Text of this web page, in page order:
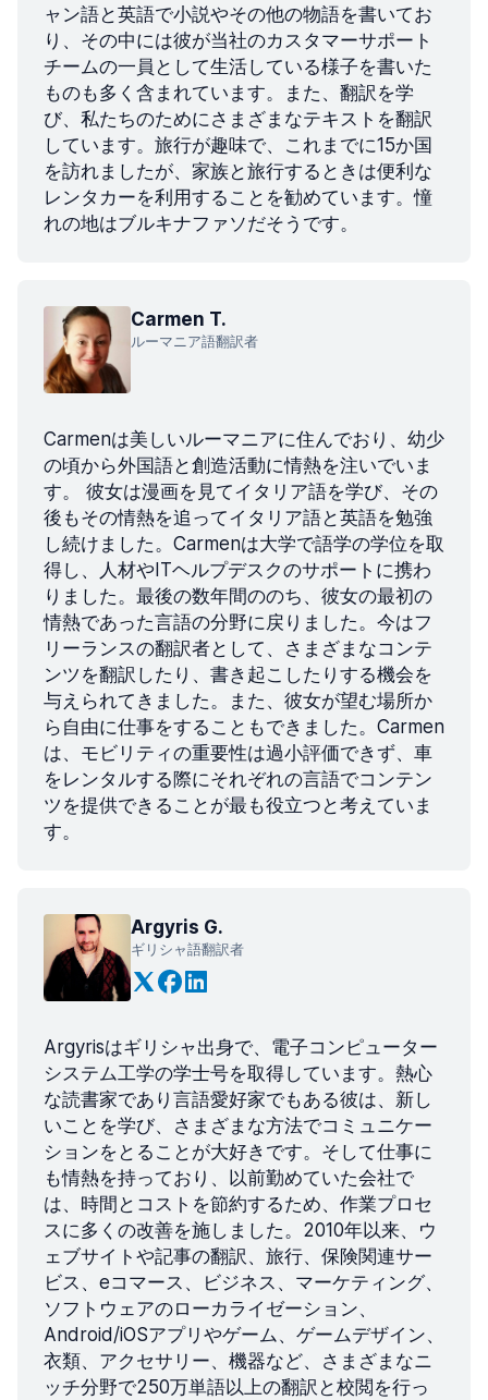
ャン語と英語で小説やその他の物語を書いてお
り、その中には彼が当社のカスタマーサポート
チームの一員として生活している様子を書いた
ものも多く含まれています。また、翻訳を学
び、私たちのためにさまざまなテキストを翻訳
しています。旅行が趣味で、これまでに15か国
を訪れましたが、家族と旅行するときは便利な
レンタカーを利用することを勧めています。憧
れの地はブルキナファソだそうです。
Carmen T.
ルーマニア語翻訳者
Carmenは美しいルーマニアに住んでおり、幼少
の頃から外国語と創造活動に情熱を注いでいま
す。 彼女は漫画を見てイタリア語を学び、その
後もその情熱を追ってイタリア語と英語を勉強
し続けました。Carmenは大学で語学の学位を取
得し、人材やITヘルプデスクのサポートに携わ
りました。最後の数年間ののち、彼女の最初の
情熱であった言語の分野に戻りました。今はフ
リーランスの翻訳者として、さまざまなコンテ
ンツを翻訳したり、書き起こしたりする機会を
与えられてきました。また、彼女が望む場所か
ら自由に仕事をすることもできました。Carmen
は、モビリティの重要性は過小評価できず、車
をレンタルする際にそれぞれの言語でコンテン
ツを提供できることが最も役立つと考えていま
す。
Argyris G.
ギリシャ語翻訳者
Argyrisはギリシャ出身で、電子コンピューター
システム工学の学士号を取得しています。熱心
な読書家であり言語愛好家でもある彼は、新し
いことを学び、さまざまな方法でコミュニケー
ションをとることが大好きです。そして仕事に
も情熱を持っており、以前勤めていた会社で
は、時間とコストを節約するため、作業プロセ
スに多くの改善を施しました。2010年以来、ウ
ェブサイトや記事の翻訳、旅行、保険関連サー
ビス、eコマース、ビジネス、マーケティング、
ソフトウェアのローカライゼーション、
Android/iOSアプリやゲーム、ゲームデザイン、
衣類、アクセサリー、機器など、さまざまなニ
ッチ分野で250万単語以上の翻訳と校閲を行っ